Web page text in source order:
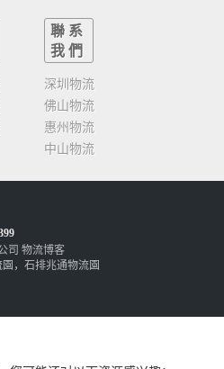
聯系
我們
深圳物流
佛山物流
惠州物流
中山物流
司 物流博客
，石排兆通物流園